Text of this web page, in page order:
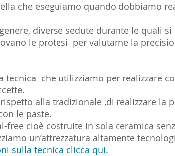
che eseguiamo quando dobbiamo
diverse sedute durante le quali
le protesi per valutarne la
tecnica che utilizziamo per realizzare
alla tradizionale ,di realizzare la
le paste.
free cioè costruite in sola ceramica
un’attrezzatura altamente
sulla tecnica clicca qui.